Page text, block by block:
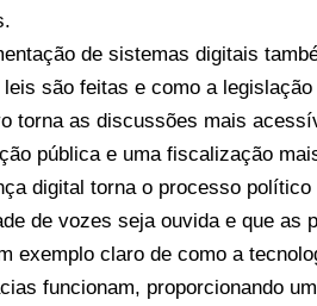
de sistemas digitais
são feitas e como a
torna as discussões mais
pública e uma fiscalização
digital torna o processo
de vozes seja ouvida e que as
exemplo claro de como a
funcionam, proporcionando